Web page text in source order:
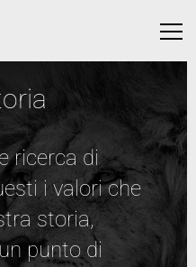
Menu
ricerca di
i valori che
storia,
punto di